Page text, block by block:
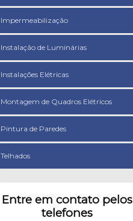
Impermeabilização
Instalação de Luminárias
Instalações Elétricas
Montagem de Quadros Elétricos
Pintura de Paredes
Telhados
Entre em contato pelos
telefones